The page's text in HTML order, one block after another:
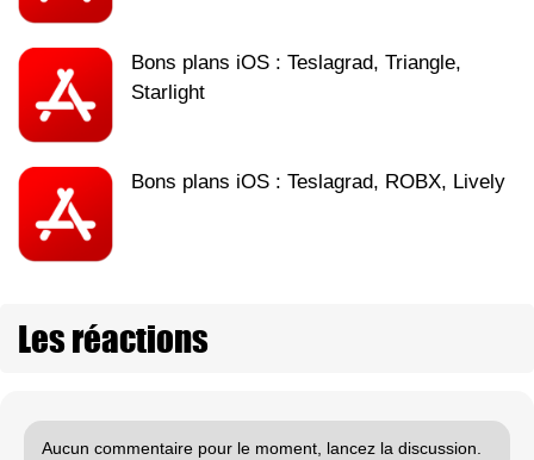
Bons plans iOS : Teslagrad, Triangle,
Starlight
Bons plans iOS : Teslagrad, ROBX, Lively
Les réactions
Aucun commentaire pour le moment, lancez la discussion.